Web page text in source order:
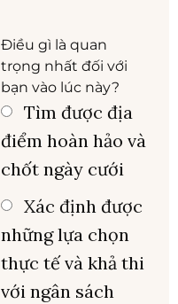
Điều gì là quan
trọng nhất đối với
bạn vào lúc này?
Tìm được địa
điểm hoàn hảo và
chốt ngày cưới
Xác định được
những lựa chọn
thực tế và khả thi
với ngân sách